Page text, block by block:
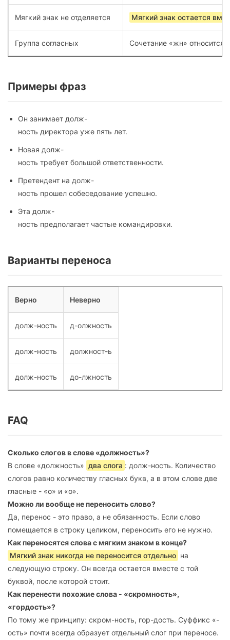
Мягкий знак не отделяется Мягкий знак остается
Группа согласных Сочетание «жн»
Примеры фраз
Он занимает долж-
ность директора уже пять лет.
Новая долж-
ность требует большой ответственности.
Претендент на долж-
ность прошел собеседование успешно.
Эта долж-
ность предполагает частые командировки.
Варианты переноса
Верно Неверно
долж-ность д-олжность
долж-ность должност-ь
долж-ность до-лжность
FAQ
Сколько слогов в слове «должность»?
В слове «должность» два слога : долж-ность. Количество
слогов равно количеству гласных букв, а в этом слове две
гласные - «о» и «о».
Можно ли вообще не переносить слово?
Да, перенос - это право, а не обязанность. Если слово
помещается в строку целиком, переносить его не нужно.
Как переносятся слова с мягким знаком в конце?
Мягкий знак никогда не переносится отдельно на
следующую строку. Он всегда остается вместе с той
буквой, после которой стоит.
Как перенести похожие слова - «скромность»,
«гордость»?
По тому же принципу: скром-ность, гор-дость. Суффикс «-
ость» почти всегда образует отдельный слог при переносе.